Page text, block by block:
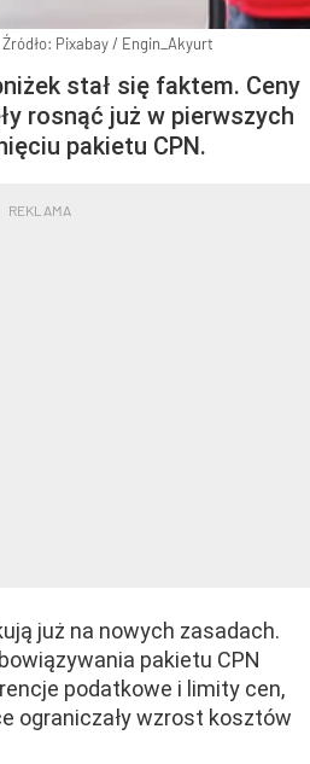
Źródło: Pixabay/ Engin_Akyurt
stał się faktem. Ceny
rosnąć już w pierwszych
pakietu CPN.
już na nowych zasadach.
pakietu CPN
podatkowe i limity cen,
ograniczały wzrost kosztów